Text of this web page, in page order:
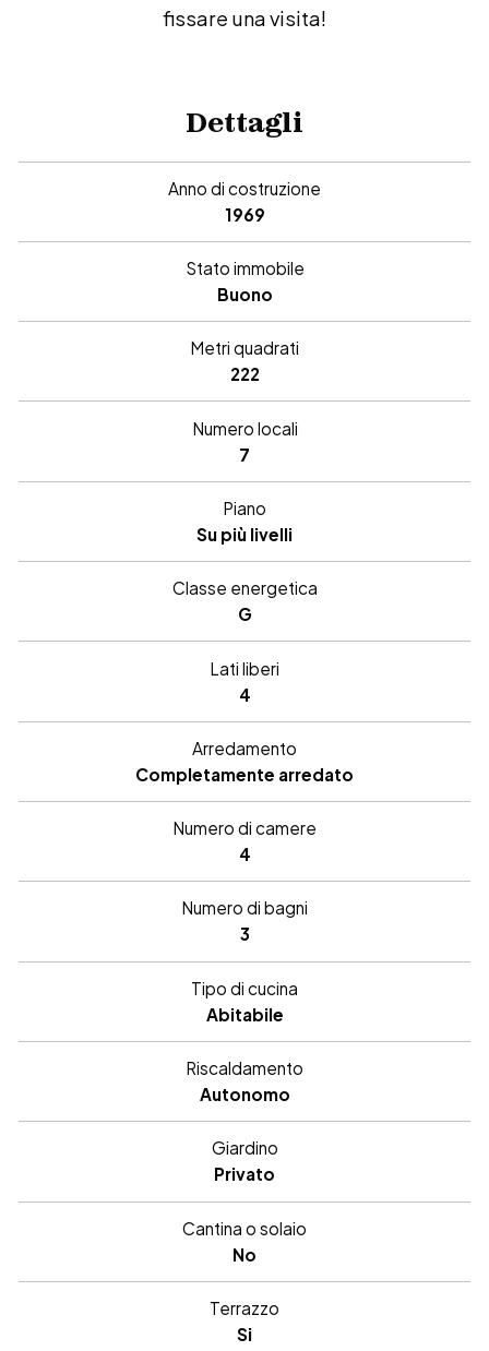
fissare una visita!
Dettagli
Anno di costruzione
1969
Stato immobile
Buono
Metri quadrati
222
Numero locali
7
Piano
Su più livelli
Classe energetica
G
Lati liberi
4
Arredamento
Completamente arredato
Numero di camere
4
Numero di bagni
3
Tipo di cucina
Abitabile
Riscaldamento
Autonomo
Giardino
Privato
Cantina o solaio
No
Terrazzo
Si